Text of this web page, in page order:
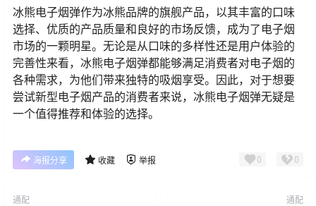
冰熊电子烟弹作为冰熊品牌的旗舰产品，以其丰富的口味
选择、优质的产品质量和良好的市场反馈，成为了电子烟
市场的一颗明星。无论是从口味的多样性还是用户体验的
完善性来看，冰熊电子烟弹都能够满足消费者对电子烟的
各种需求，为他们带来独特的吸烟享受。因此，对于想要
尝试新型电子烟产品的消费者来说，冰熊电子烟弹无疑是
一个值得推荐和体验的选择。
海报分享 收藏 举报 0 0
通配 通配